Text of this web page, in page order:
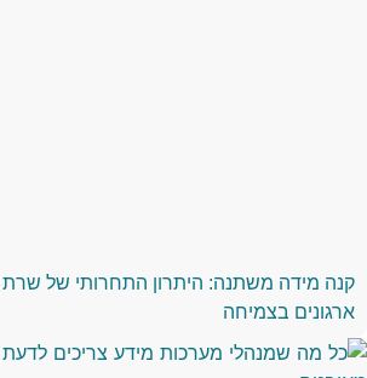
קנה מידה משתנה: היתרון התחרותי של שרת
ארגונים בצמיחה